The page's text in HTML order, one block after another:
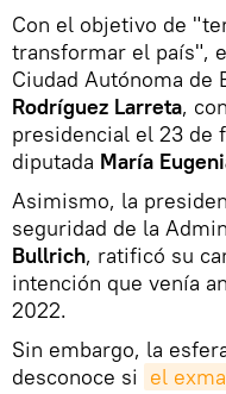
Con el objetivo de
transformar el país",
Ciudad Autónoma de
Rodríguez Larreta,
presidencial el 23 de
diputada María
Asimismo, la
seguridad de la
Bullrich, ratificó su
intención que venía
2022.
Sin embargo, la
desconoce si el